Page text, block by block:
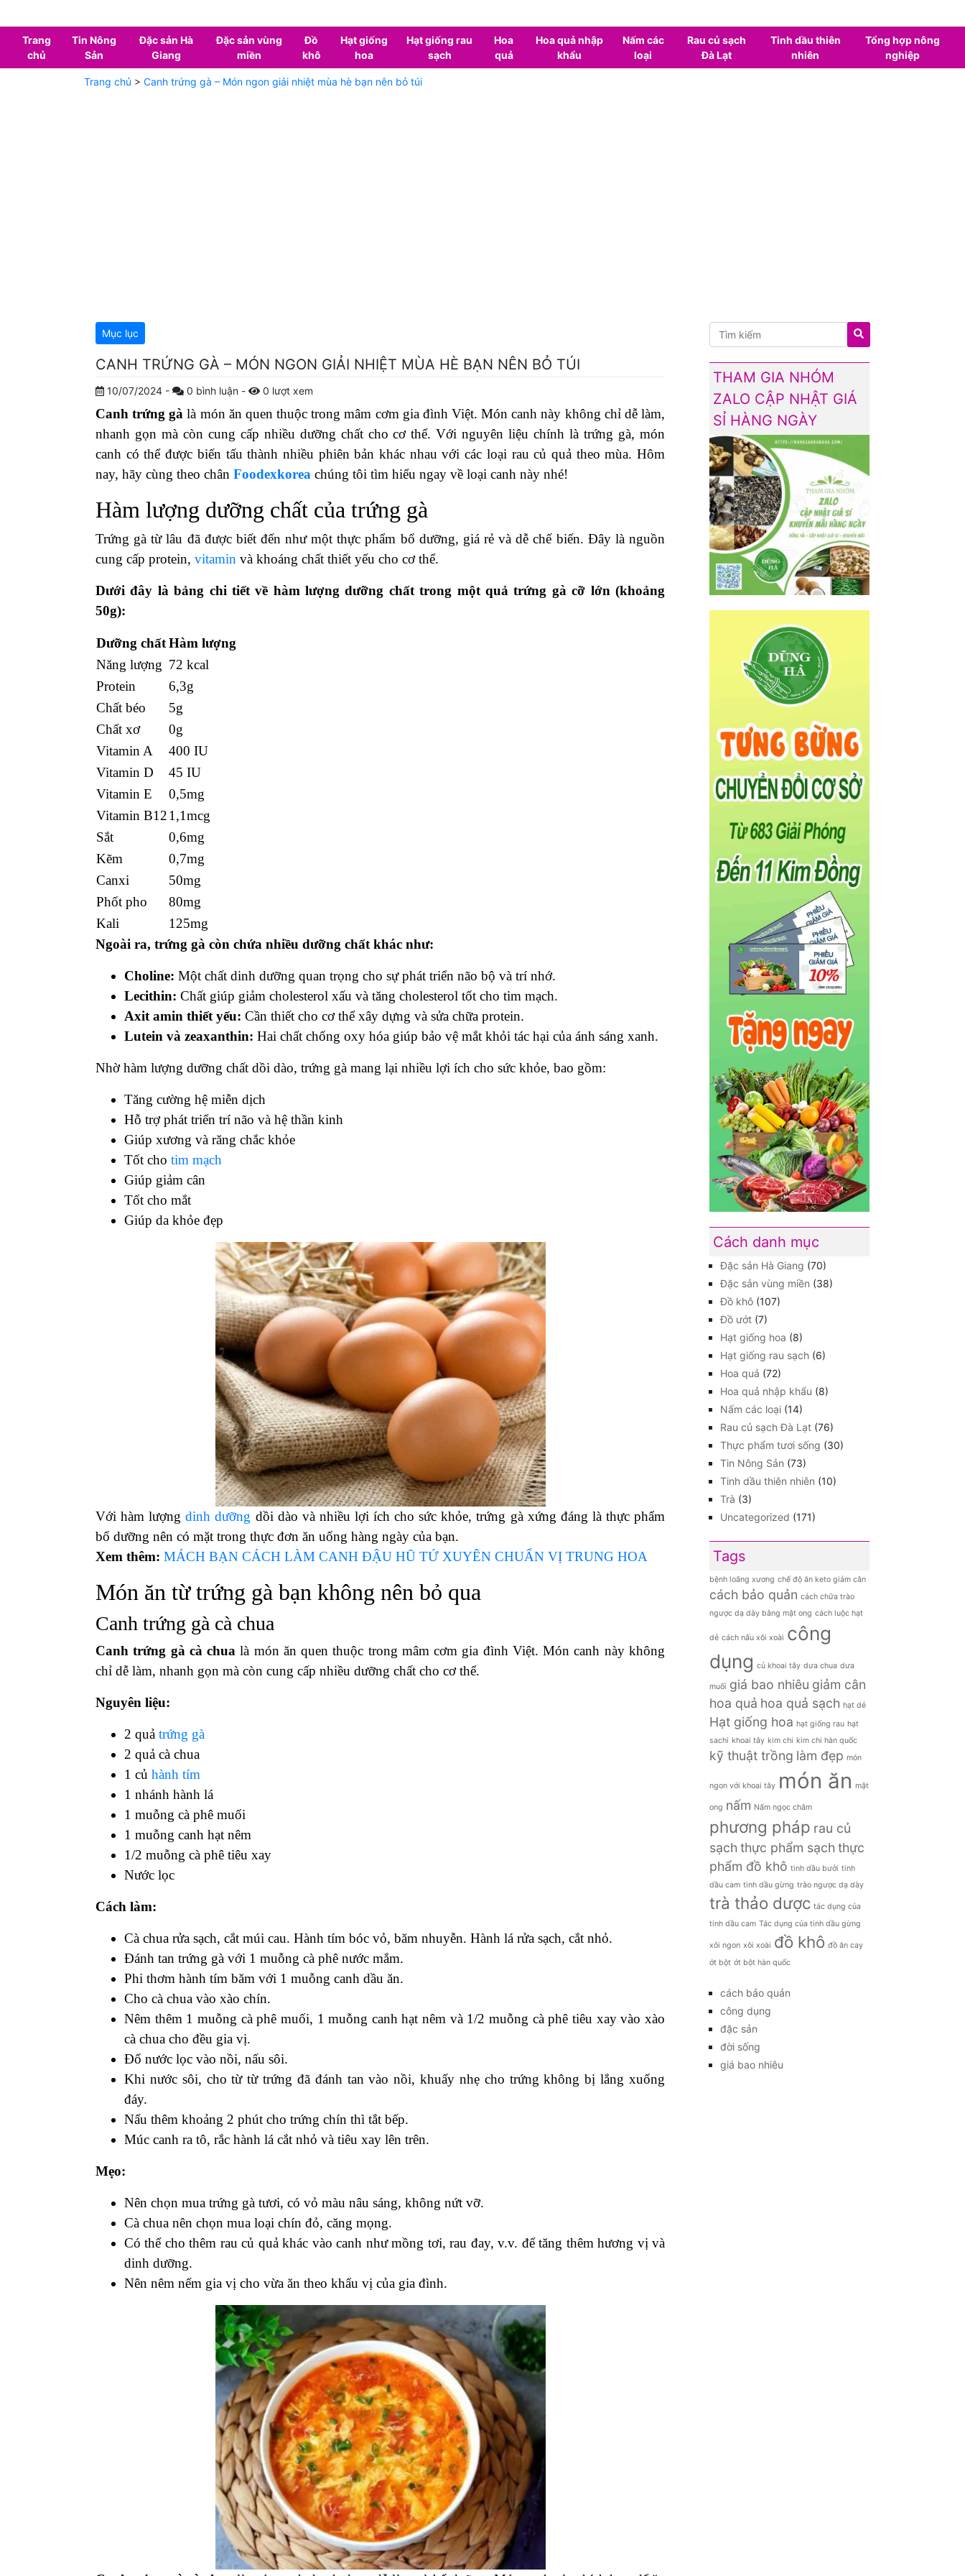
Trang
chủ
Tin Nông
Sản
Đặc sản Hà
Giang
Đặc sản vùng
miền
Đồ
khô
Hạt giống
hoa
Hạt giống rau
sạch
Hoa
quả
Hoa quả nhập
khẩu
Nấm các
loại
Rau củ sạch
Đà Lạt
Tinh dầu thiên
nhiên
Tổng hợp nông
nghiệp
Trang chủ > Canh trứng gà – Món ngon giải nhiệt mùa hè bạn nên bỏ túi
Mục lục
CANH TRỨNG GÀ – MÓN NGON GIẢI NHIỆT MÙA HÈ BẠN NÊN BỎ TÚI
10/07/2024 - 0 bình luận - 0 lượt xem
Canh trứng gà là món ăn quen thuộc trong mâm cơm gia đình Việt. Món canh này không chỉ dễ làm,
nhanh gọn mà còn cung cấp nhiều dưỡng chất cho cơ thể. Với nguyên liệu chính là trứng gà, món
canh có thể được biến tấu thành nhiều phiên bản khác nhau với các loại rau củ quả theo mùa. Hôm
nay, hãy cùng theo chân Foodexkorea chúng tôi tìm hiểu ngay về loại canh này nhé!
Hàm lượng dưỡng chất của trứng gà
Trứng gà từ lâu đã được biết đến như một thực phẩm bổ dưỡng, giá rẻ và dễ chế biến. Đây là nguồn
cung cấp protein, vitamin và khoáng chất thiết yếu cho cơ thể.
Dưới đây là bảng chi tiết về hàm lượng dưỡng chất trong một quả trứng gà cỡ lớn (khoảng
50g):
Dưỡng chấtHàm lượng
Năng lượng 72 kcal
Protein
6,3g
Chất béo
5g
Chất xơ
0g
Vitamin A
400 IU
Vitamin D
45 IU
Vitamin E
0,5mg
Vitamin B121,1mcg
Sắt
0,6mg
Kẽm
0,7mg
Canxi
50mg
Phốt pho
80mg
Kali
125mg
Ngoài ra, trứng gà còn chứa nhiều dưỡng chất khác như:
Choline: Một chất dinh dưỡng quan trọng cho sự phát triển não bộ và trí nhớ.
Lecithin: Chất giúp giảm cholesterol xấu và tăng cholesterol tốt cho tim mạch.
Axit amin thiết yếu: Cần thiết cho cơ thể xây dựng và sửa chữa protein.
Lutein và zeaxanthin: Hai chất chống oxy hóa giúp bảo vệ mắt khỏi tác hại của ánh sáng xanh.
Nhờ hàm lượng dưỡng chất dồi dào, trứng gà mang lại nhiều lợi ích cho sức khỏe, bao gồm:
Tăng cường hệ miễn dịch
Hỗ trợ phát triển trí não và hệ thần kinh
Giúp xương và răng chắc khỏe
Tốt cho tim mạch
Giúp giảm cân
Tốt cho mắt
Giúp da khỏe đẹp
Với hàm lượngdinh dưỡng dồi dào và nhiều lợi ích cho sức khỏe, trứng gà xứng đáng là thực phẩm
bổ dưỡng nên có mặt trong thực đơn ăn uống hàng ngày của bạn.
Xem thêm: MÁCH BẠN CÁCH LÀM CANH ĐẬU HŨ TỨ XUYÊN CHUẨN VỊ TRUNG HOA
Món ăn từ trứng gà bạn không nên bỏ qua
Canh trứng gà cà chua
Canh trứng gà cà chua là món ăn quen thuộc trong mâm cơm gia đình Việt. Món canh này không
chỉ dễ làm, nhanh gọn mà còn cung cấp nhiều dưỡng chất cho cơ thể.
Nguyên liệu:
2 quả trứng gà
2 quả cà chua
1 củ hành tím
1 nhánh hành lá
1 muỗng cà phê muối
1 muỗng canh hạt nêm
1/2 muỗng cà phê tiêu xay
Nước lọc
Cách làm:
Cà chua rửa sạch, cắt múi cau. Hành tím bóc vỏ, băm nhuyễn. Hành lá rửa sạch, cắt nhỏ.
Đánh tan trứng gà với 1 muỗng cà phê nước mắm.
Phi thơm hành tím băm với 1 muỗng canh dầu ăn.
Cho cà chua vào xào chín.
Nêm thêm 1 muỗng cà phê muối, 1 muỗng canh hạt nêm và 1/2 muỗng cà phê tiêu xay vào xào
cà chua cho đều gia vị.
Đổ nước lọc vào nồi, nấu sôi.
Khi nước sôi, cho từ từ trứng đã đánh tan vào nồi, khuấy nhẹ cho trứng không bị lắng xuống
đáy.
Nấu thêm khoảng 2 phút cho trứng chín thì tắt bếp.
Múc canh ra tô, rắc hành lá cắt nhỏ và tiêu xay lên trên.
Mẹo:
Nên chọn mua trứng gà tươi, có vỏ màu nâu sáng, không nứt vỡ.
Cà chua nên chọn mua loại chín đỏ, căng mọng.
Có thể cho thêm rau củ quả khác vào canh như mồng tơi, rau đay, v.v. để tăng thêm hương vị và
dinh dưỡng.
Nên nêm nếm gia vị cho vừa ăn theo khẩu vị của gia đình.
THAM GIA NHÓM
ZALO CẬP NHẬT GIÁ
SỈ HÀNG NGÀY
Cách danh mục
Đặc sản Hà Giang (70)
Đặc sản vùng miền (38)
Đồ khô (107)
Đồ ướt (7)
Hạt giống hoa (8)
Hạt giống rau sạch (6)
Hoa quả (72)
Hoa quả nhập khẩu (8)
Nấm các loại (14)
Rau củ sạch Đà Lạt (76)
Thực phẩm tươi sống (30)
Tin Nông Sản (73)
Tinh dầu thiên nhiên (10)
Trà (3)
Uncategorized (171)
Tags
bệnh loãng xương chế độ ăn keto giảm cân
cách bảo quản cách chữa trào
ngược dạ dày bằng mật ong cách luộc hạt
dẻ cách nấu xôi xoài công
dụng củ khoai tây dưa chua dưa
muối giá bao nhiêu giảm cân
hoa quả hoa quả sạch hạt dẻ
Hạt giống hoa hạt giống rau hạt
sachi khoai tây kim chi kim chi hàn quốc
kỹ thuật trồng làm đẹp món
ngon với khoai tây món ăn mật
ong nấm Nấm ngọc châm
phương pháp rau củ
sạch thực phẩm sạch thực
phẩm đồ khô tinh dầu bưởi tinh
dầu cam tinh dầu gừng trào ngược dạ dày
trà thảo dược tác dụng của
tinh dầu cam Tác dụng của tinh dầu gừng
xôi ngon xôi xoài đồ khô đồ ăn cay
ớt bột ớt bột hàn quốc
cách bảo quản
công dụng
đặc sản
đời sống
giá bao nhiêu